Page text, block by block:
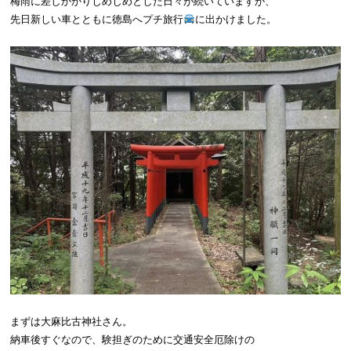
先日新しい車とともに徳島へプチ旅行
に出かけました。
まずは大麻比古神社さん。
納車後すぐなので、験担ぎのために交通安全厄除けの